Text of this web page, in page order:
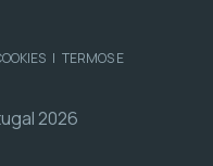
| TERMOS E
2026